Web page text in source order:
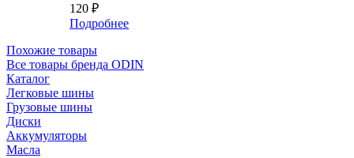
120 ₽
Подробнее
Похожие товары
Все товары бренда ODIN
Каталог
Легковые шины
Грузовые шины
Диски
Аккумуляторы
Масла